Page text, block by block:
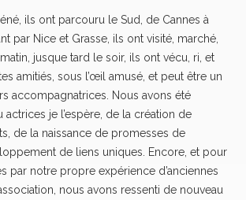
ils ont parcouru le Sud, de Cannes à
par Nice et Grasse, ils ont visité, marché,
jusque tard le soir, ils ont vécu, ri, et
amitiés, sous l’œil amusé, et peut être un
accompagnatrices. Nous avons été
actrices je l’espère, de la création de
de la naissance de promesses de
de liens uniques. Encore, et pour
par notre propre expérience d’anciennes
nous avons ressenti de nouveau